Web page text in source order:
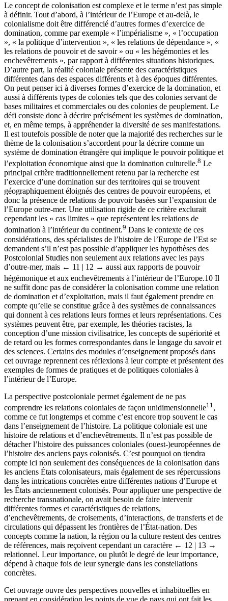
Le concept de colonisation est complexe et le terme n’est pas simple
à définir. Tout d’abord, à l’intérieur de l’Europe et au-delà, le
colonialisme doit être différencié d’autres formes d’exercice de
domination, comme par exemple « l’impérialisme », « l’occupation
», « la politique d’intervention », « les relations de dépendance », «
les relations de pouvoir et de savoir » ou « les hégémonies et les
enchevêtrements », par rapport à différentes situations historiques.
D’autre part, la réalité coloniale présente des caractéristiques
différentes dans des espaces différents et à des époques différentes.
On peut penser ici à diverses formes d’exercice de la domination, et
aussi à différents types de colonies tels que des colonies servant de
bases militaires et commerciales ou des colonies de peuplement. Le
défi consiste donc à décrire précisément les systèmes de domination,
et, en même temps, à appréhender la diversité de ses manifestations.
Il est toutefois possible de noter que la majorité des recherches sur le
thème de la colonisation s’accordent pour la décrire comme un
système de domination étrangère qui implique le pouvoir politique et
l’exploitation économique ainsi que la domination culturelle.8 Le
principal critère traditionnellement retenu par la recherche est
l’exercice d’une domination sur des territoires qui se trouvent
géographiquement éloignés des centres de pouvoir européens, et
donc la présence de relations de pouvoir basées sur l’expansion de
l’Europe outre-mer. Une utilisation rigide de ce critère exclurait
cependant les « cas limites » que représentent les relations de
domination à l’intérieur du continent.9 Dans le contexte de ces
considérations, des spécialistes de l’histoire de l’Europe de l’Est se
demandent s’il n’est pas possible d’appliquer les hypothèses des
Postcolonial Studies non seulement aux relations avec les pays
d’outre-mer, mais ← 11 | 12 → aussi aux rapports de pouvoir
hégémonique et aux enchevêtrements à l’intérieur de l’Europe.10 Il
ne suffit donc pas de considérer la colonisation comme une relation
de domination et d’exploitation, mais il faut également prendre en
compte qu’elle se constitue grâce à des systèmes de connaissances
qui donnent à ces relations leurs formes et leurs représentations. Ces
systèmes peuvent être, par exemple, les théories racistes, la
conception d’une mission civilisatrice, les concepts de supériorité et
de retard ou les formes correspondantes dans le langage du savoir et
des sciences. Certains des modules d’enseignement proposés dans
cet ouvrage reprennent ces réflexions à leur compte et présentent des
exemples de formes de pratiques et de politiques coloniales à
l’intérieur de l’Europe.
La perspective postcoloniale permet également de ne pas
comprendre les relations coloniales de façon unidimensionnelle11 ,
comme ce fut longtemps et comme c’est encore trop souvent le cas
dans l’enseignement de l’histoire. La politique coloniale est une
histoire de relations et d’enchevêtrements. Il n’est pas possible de
détacher l’histoire des puissances coloniales (ouest-)européennes de
l’histoire des anciens pays colonisés. C’est pourquoi on tiendra
compte ici non seulement des conséquences de la colonisation dans
les anciens États colonisateurs, mais également de ses répercussions
dans les intrications concrètes entre différentes nations d’Europe et
les États anciennement colonisés. Pour appliquer une perspective de
recherche transnationale, on avait besoin de faire intervenir
différentes formes et caractéristiques de relations,
d’enchevêtrements, de croisements, d’interactions, de transferts et de
circulations qui dépassent les frontières de l’État-nation. Des
concepts comme la nation, la région ou la culture restent des centres
de références, mais reçoivent cependant un caractère ← 12 | 13 →
relationnel. Leur importance, ou plutôt le degré de leur importance,
dépend à chaque fois de leur synergie dans les constellations
concrètes.
Cet ouvrage ouvre des perspectives nouvelles et inhabituelles en